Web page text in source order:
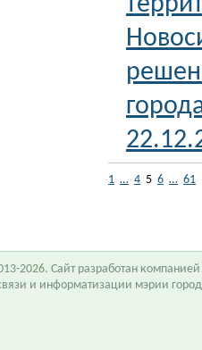
1 … 4 5 6 … 61
2026. Сайт разработан компанией
и информатизации мэрии